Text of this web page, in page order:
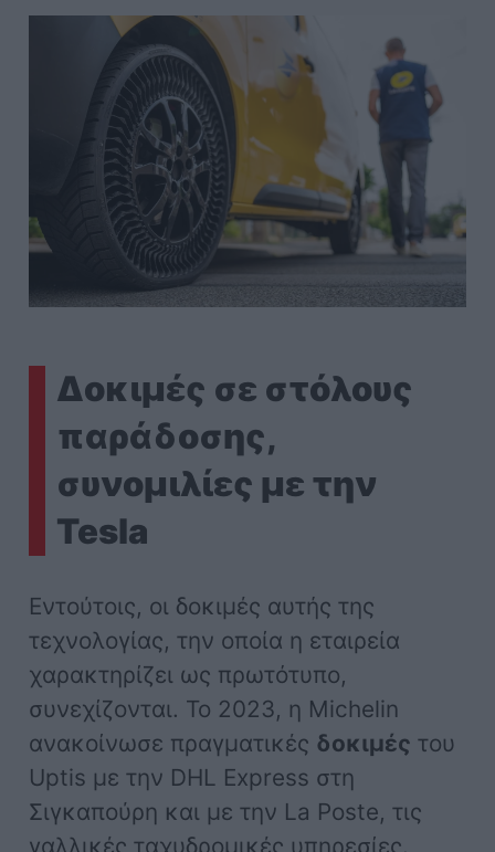
Δοκιμές σε στόλους
παράδοσης,
συνομιλίες με την
Tesla
Εντούτοις, οι δοκιμές αυτής της
τεχνολογίας, την οποία η εταιρεία
χαρακτηρίζει ως πρωτότυπο,
συνεχίζονται. Το 2023, η Michelin
ανακοίνωσε πραγματικές δοκιμές του
Uptis με την DHL Express στη
Σιγκαπούρη και με την La Poste, τις
γαλλικές ταχυδρομικές υπηρεσίες.